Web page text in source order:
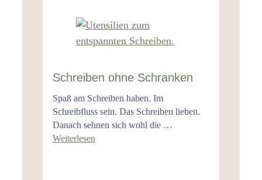
Schreiben ohne Schranken
Spaß am Schreiben haben. Im
Schreibfluss sein. Das Schreiben lieben.
Danach sehnen sich wohl die …
Weiterlesen